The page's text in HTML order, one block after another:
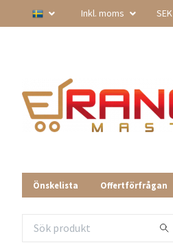
Inkl. moms SEK
Önskelista Offertförfrågan